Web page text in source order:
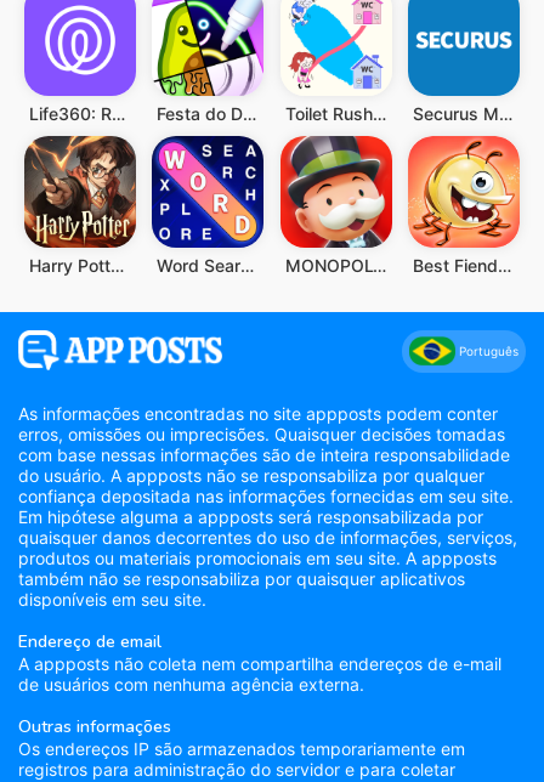
Life360: Rastreador de Celular Festa do Desenho Toilet Rush Race: Draw Puzzle Securus Mobile
Harry Potter: Desperta a Magia Word Search Explorer MONOPOLY GO! Best Fiends - Combinações
Português
As informações encontradas no site appposts podem conter
erros, omissões ou imprecisões. Quaisquer decisões tomadas
com base nessas informações são de inteira responsabilidade
do usuário. A appposts não se responsabiliza por qualquer
confiança depositada nas informações fornecidas em seu site.
Em hipótese alguma a appposts será responsabilizada por
quaisquer danos decorrentes do uso de informações, serviços,
produtos ou materiais promocionais em seu site. A appposts
também não se responsabiliza por quaisquer aplicativos
disponíveis em seu site.
Endereço de email
A appposts não coleta nem compartilha endereços de e-mail
de usuários com nenhuma agência externa.
Outras informações
Os endereços IP são armazenados temporariamente em
registros para administração do servidor e para coletar